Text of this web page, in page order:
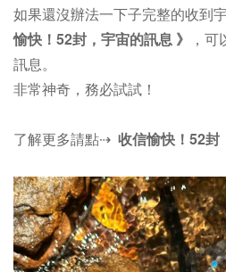
如果還沒辦法一下子完整的收到
愉快！52封，宇宙的訊息 》
，
訊息。
非常神奇，務必試試！
了解更多請點⇢ 收信愉快！52封